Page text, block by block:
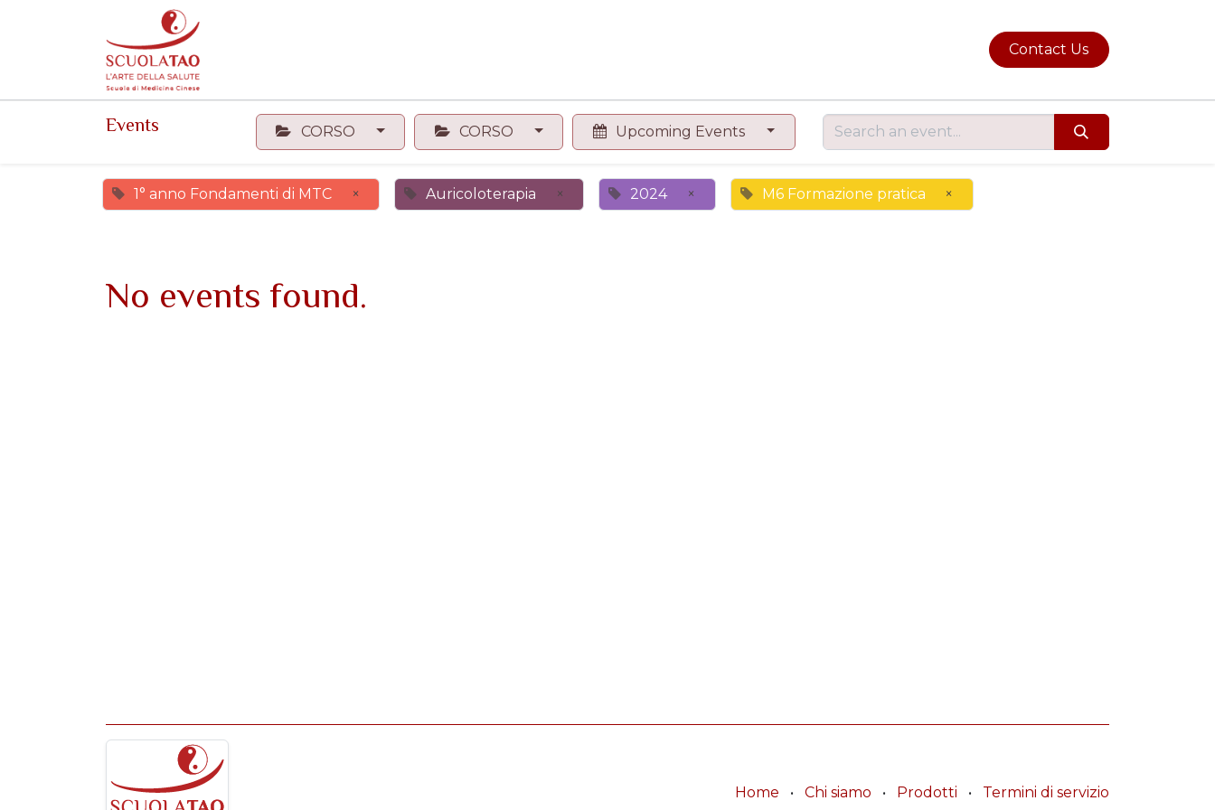
Contact Us
Events CORSO CORSO Upcoming Events
1° anno Fondamenti di MTC × Auricoloterapia × 2024 × M6 Formazione pratica ×
No events found.
Home • Chi siamo • Prodotti • Termini di servizio